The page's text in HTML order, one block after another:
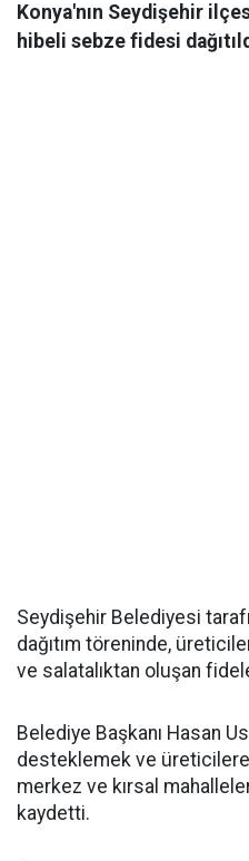
Konya'nın Seydişehir
hibeli sebze fidesi
Seydişehir Belediyesi
dağıtım töreninde,
ve salatalıktan oluşan
Belediye Başkanı Hasan
desteklemek ve üreticilere
merkez ve kırsal
kaydetti.